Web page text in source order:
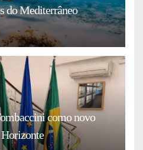
do Mediterrâneo
como novo